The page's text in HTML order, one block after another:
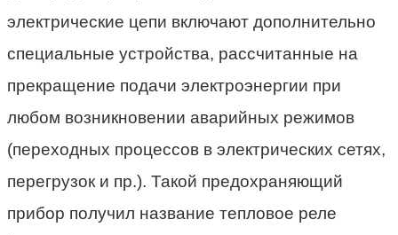
электрические цепи включают дополнительно
специальные устройства, рассчитанные на
прекращение подачи электроэнергии при
любом возникновении аварийных режимов
(переходных процессов в электрических сетях,
перегрузок и пр.). Такой предохраняющий
прибор получил название тепловое реле